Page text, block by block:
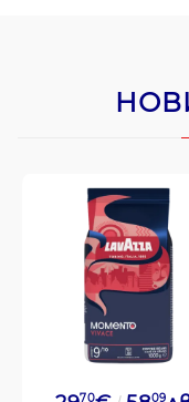
70 09